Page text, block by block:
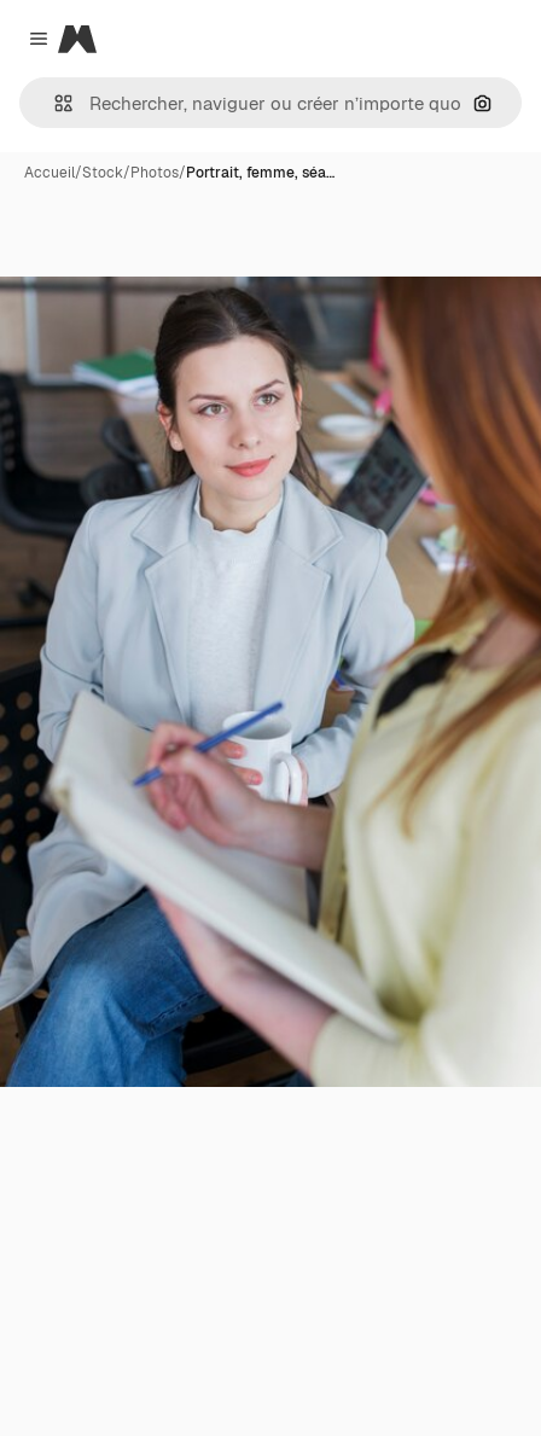
Close menu
Magnific
Accueil/Stock/Photos/Portrait, femme, séa…